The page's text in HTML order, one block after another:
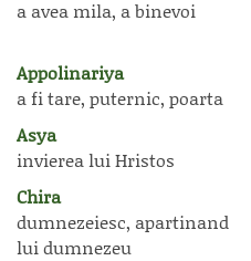
a avea mila, a binevoi
Appolinariya
a fi tare, puternic, poarta
Asya
invierea lui Hristos
Chira
dumnezeiesc, apartinand
lui dumnezeu